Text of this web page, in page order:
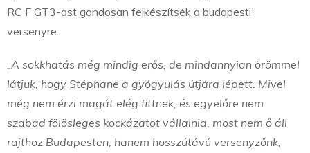
RC F GT3-ast gondosan felkészítsék a budapesti
versenyre.
„A sokkhatás még mindig erős, de mindannyian örömmel
látjuk, hogy Stéphane a gyógyulás útjára lépett. Mivel
még nem érzi magát elég fittnek, és egyelőre nem
szabad fölösleges kockázatot vállalnia, most nem ő áll
rajthoz Budapesten, hanem hosszútávú versenyzőnk,